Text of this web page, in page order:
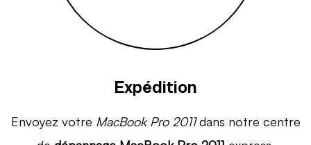
Expédition
Envoyez votre MacBook Pro 2011dans notre centre